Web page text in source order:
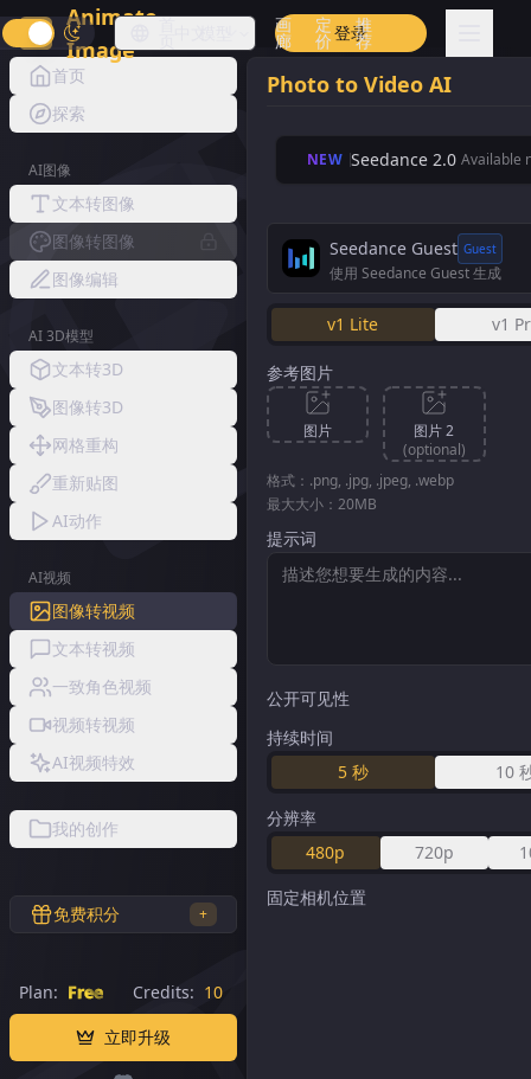
Animate
Image
首 画
廊
定
价
推
荐
登录
首页
探索
AI图像
文本转图像
图像转图像
图像编辑
AI 3D模型
文本转3D
图像转3D
网格重构
重新贴图
AI动作
AI视频
图像转视频
文本转视频
一致角色视频
视频转视频
AI视频特效
我的创作
免费积分 +
Plan: Free Credits: 10
立即升级
Photo to Video AI
NEW Seedance 2.0 Available
Seedance Guest Guest
使用 Seedance Guest 生成
v1 Lite v1
参考图片
图片
图片 2
(optional)
格式：.png, .jpg, .jpeg, .webp
最大大小：20MB
提示词
公开可见性
持续时间
5 秒 10
分辨率
480p
720p
固定相机位置